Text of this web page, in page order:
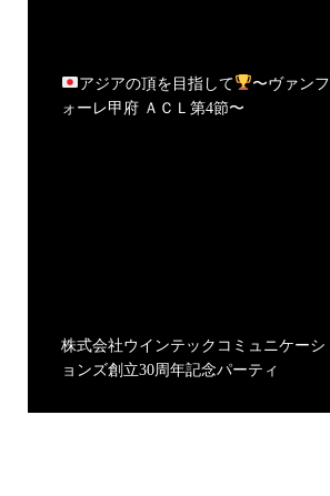
アジアの頂を目指して
〜ヴァンフ
ォーレ甲府 ＡＣＬ第4節〜
株式会社ウインテックコミュニケーシ
ョンズ創立30周年記念パーティ